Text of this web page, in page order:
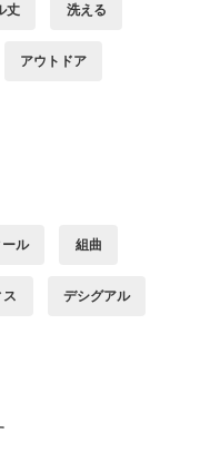
丈 洗える
アウトドア
ル 組曲
ス デシグアル